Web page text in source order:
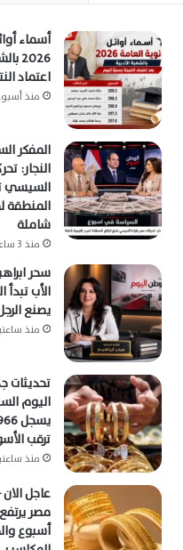
أسماء
اعتماد
منذ
المفكر
النجار:
السيسي
المنطقة
شاملة
منذ 3 ساعات
سحر
الأب تبدأ
يصنع
منذ
تحديثات
ترقب
منذ
عاجل
أسبوع